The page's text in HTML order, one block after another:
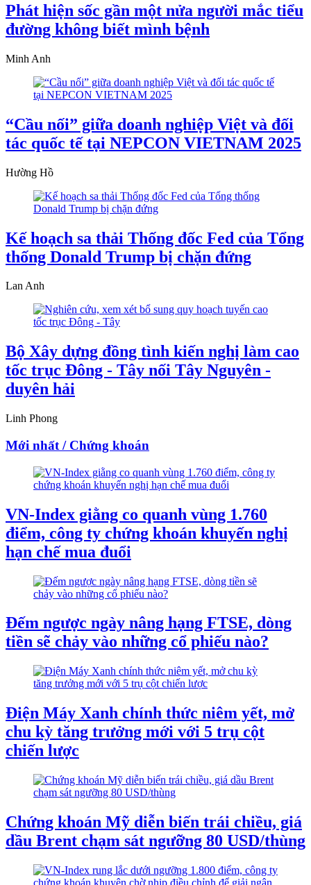
Phát hiện sốc gần một nửa người mắc tiểu
đường không biết mình bệnh
Minh Anh
“Cầu nối” giữa doanh nghiệp Việt và đối
tác quốc tế tại NEPCON VIETNAM 2025
Hường Hồ
Kế hoạch sa thải Thống đốc Fed của Tổng
thống Donald Trump bị chặn đứng
Lan Anh
Bộ Xây dựng đồng tình kiến nghị làm cao
tốc trục Đông - Tây nối Tây Nguyên -
duyên hải
Linh Phong
Mới nhất / Chứng khoán
VN-Index giằng co quanh vùng 1.760
điểm, công ty chứng khoán khuyến nghị
hạn chế mua đuổi
Đếm ngược ngày nâng hạng FTSE, dòng
tiền sẽ chảy vào những cổ phiếu nào?
Điện Máy Xanh chính thức niêm yết, mở
chu kỳ tăng trưởng mới với 5 trụ cột
chiến lược
Chứng khoán Mỹ diễn biến trái chiều, giá
dầu Brent chạm sát ngưỡng 80 USD/thùng